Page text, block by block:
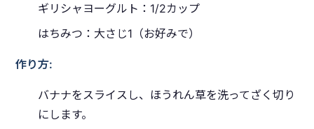
ギリシャヨーグルト：1/2カップ
はちみつ：大さじ1（お好みで）
作り方:
バナナをスライスし、ほうれん草を洗ってざく切り
にします。